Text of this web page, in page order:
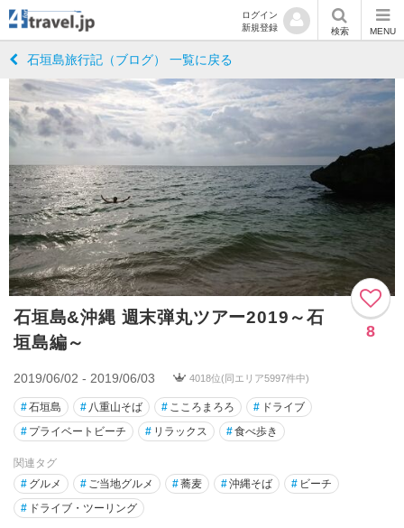
ログイン
新規登録
検索 MENU
石垣島旅行記（ブログ） 一覧に戻る
石垣島&沖縄 週末弾丸ツアー2019～石
垣島編～
8
2019/06/02 - 2019/06/03 4018位(同エリア5997件中)
#石垣島 # 八重山そば # こころまろろ # ドライブ
# プライベートビーチ # リラックス #食べ歩き
関連タグ
# グルメ # ご当地グルメ #蕎麦 #沖縄そば # ビーチ
# ドライブ・ツーリング